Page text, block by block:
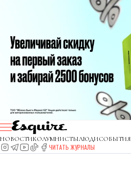
НОВОСТИКОЛУМНИСТЫЛЮДИСОБЫТИЯ
ЧИТАТЬ ЖУРНАЛЫ